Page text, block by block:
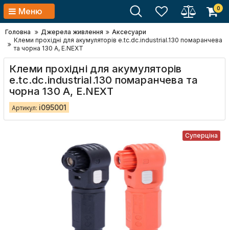
Меню 0
Головна Джерела живлення
Аксесуари
Клеми прохідні для акумуляторів e.tc.dc.industrial.130 помаранчева
та чорна 130 А, E.NEXT
Клеми прохідні для акумуляторів
e.tc.dc.industrial.130 помаранчева та
чорна 130 А, E.NEXT
Артикул: i095001
Суперціна